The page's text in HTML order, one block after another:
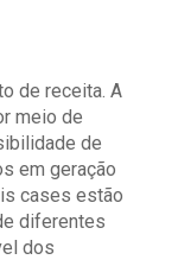
de receita. A
meio de
de
em geração
cases estão
diferentes
dos